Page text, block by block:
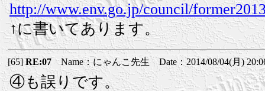
http://www.env.go.jp/council/
↑に書いてあります。
[65]RE:07Name：にゃんこ先生 Date：2014/08/04(月)
④も誤りです。